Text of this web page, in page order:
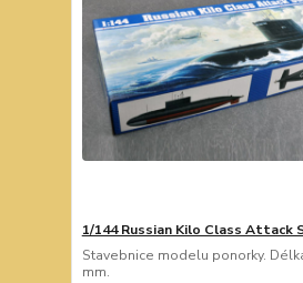
1/144 Russian Kilo Class Attack
Stavebnice modelu ponorky.
mm.